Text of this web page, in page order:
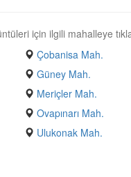
için ilgili mahalleye
Çobanisa Mah.
Güney Mah.
Meriçler Mah.
Ovapınarı Mah.
Ulukonak Mah.